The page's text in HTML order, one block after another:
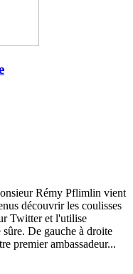
Rémy Pflimlin vient
découvrir les coulisses
Twitter et l'utilise
De gauche à droite
premier ambassadeur...